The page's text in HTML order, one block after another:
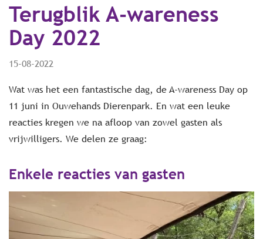
Terugblik A-wareness
Day 2022
15-08-2022
Wat was het een fantastische dag, de A-wareness Day op
11 juni in Ouwehands Dierenpark. En wat een leuke
reacties kregen we na afloop van zowel gasten als
vrijwilligers. We delen ze graag:
Enkele reacties van gasten